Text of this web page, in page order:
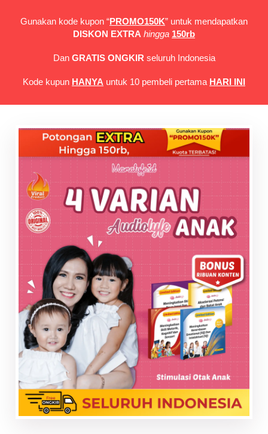
Gunakan kode kupon “PROMO150K” untuk mendapatkan
DISKON EXTRA hingga 150rb
Dan GRATIS ONGKIR seluruh Indonesia
Kode kupun HANYA untuk 10 pembeli pertama HARI INI